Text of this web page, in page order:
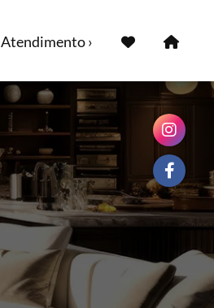
Atendimento ›